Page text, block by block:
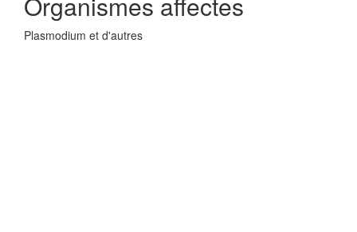
Plasmodium et d'autres